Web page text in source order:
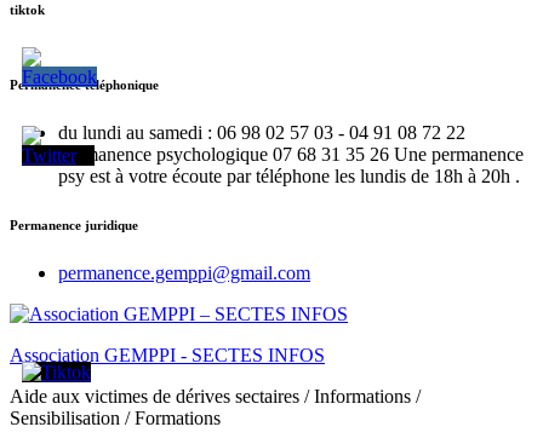
tiktok
Permanence téléphonique
du lundi au samedi : 06 98 02 57 03 - 04 91 08 72 22
Permanence psychologique 07 68 31 35 26 Une permanence
psy est à votre écoute par téléphone les lundis de 18h à 20h .
Permanence juridique
permanence.gemppi@gmail.com
Association GEMPPI - SECTES INFOS
Aide aux victimes de dérives sectaires / Informations /
Sensibilisation / Formations